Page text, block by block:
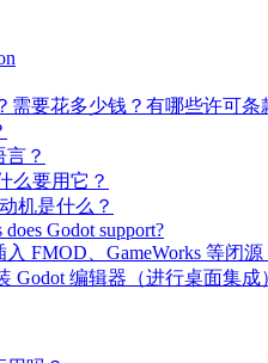
需要花多少钱？有哪些许可条
言？
么要用它？
机是什么？
Godot support?
FMOD、GameWorks 等闭
Godot 编辑器（进行桌面集成